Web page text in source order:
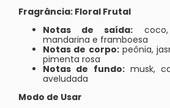
Fragrância: Floral Frutal
Notas de saída:
mandarina e framboesa
Notas de corpo:peônia,
pimenta rosa
Notas de fundo:musk,
aveludada
Modo de Usar